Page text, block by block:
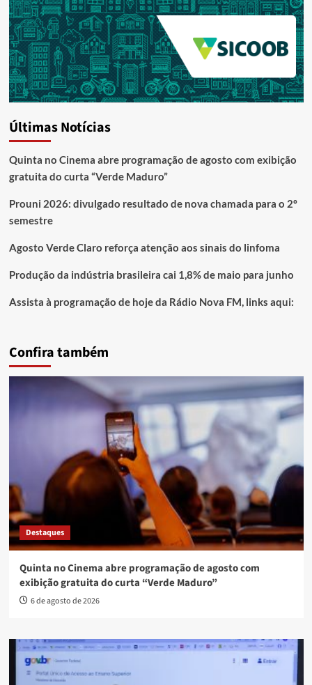
Últimas Notícias
Quinta no Cinema abre programação de agosto com exibição
gratuita do curta “Verde Maduro”
Prouni 2026: divulgado resultado de nova chamada para o 2º
semestre
Agosto Verde Claro reforça atenção aos sinais do linfoma
Produção da indústria brasileira cai 1,8% de maio para junho
Assista à programação de hoje da Rádio Nova FM, links aqui:
Confira também
Destaques
Quinta no Cinema abre programação de agosto com
exibição gratuita do curta “Verde Maduro”
6 de agosto de 2026